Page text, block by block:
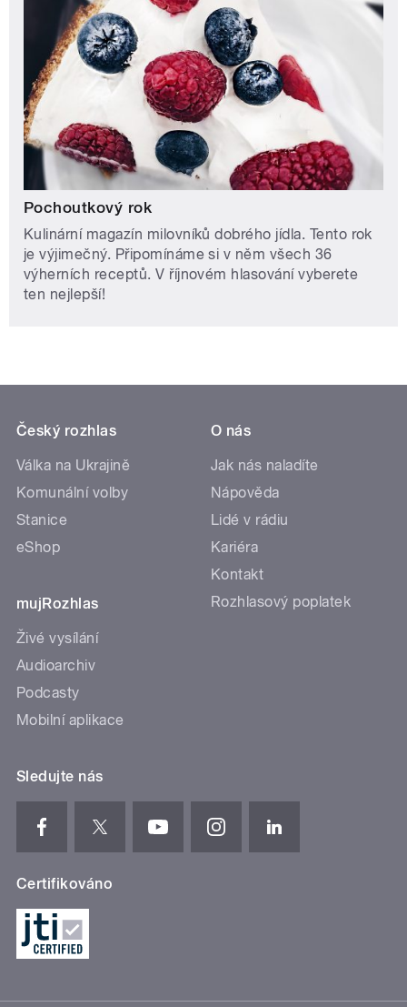
Pochoutkový rok
Kulinární magazín milovníků dobrého jídla. Tento rok
je výjimečný. Připomínáme si v něm všech 36
výherních receptů. V říjnovém hlasování vyberete
ten nejlepší!
Český rozhlas
Válka na Ukrajině
Komunální volby
Stanice
eShop
mujRozhlas
Živé vysílání
Audioarchiv
Podcasty
Mobilní aplikace
O nás
Jak nás naladíte
Nápověda
Lidé v rádiu
Kariéra
Kontakt
Rozhlasový poplatek
Sledujte nás
Certifikováno